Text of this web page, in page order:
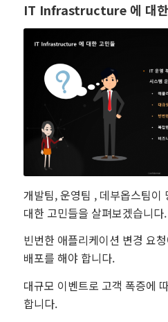
IT Infrastructure 에 대한
개발팀, 운영팀 , 데부옵스팀이
대한 고민들을 살펴보겠습니다.
빈번한 애플리케이션 변경 요
배포를 해야 합니다.
대규모 이벤트로 고객 폭증에
합니다.